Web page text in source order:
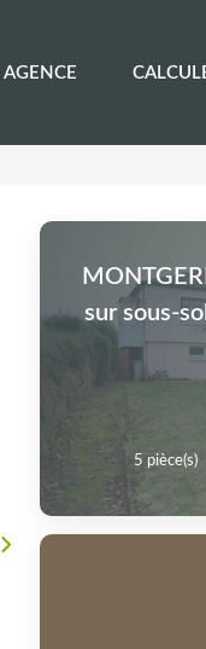
AGENCE
sur sous-
5pièce(s)